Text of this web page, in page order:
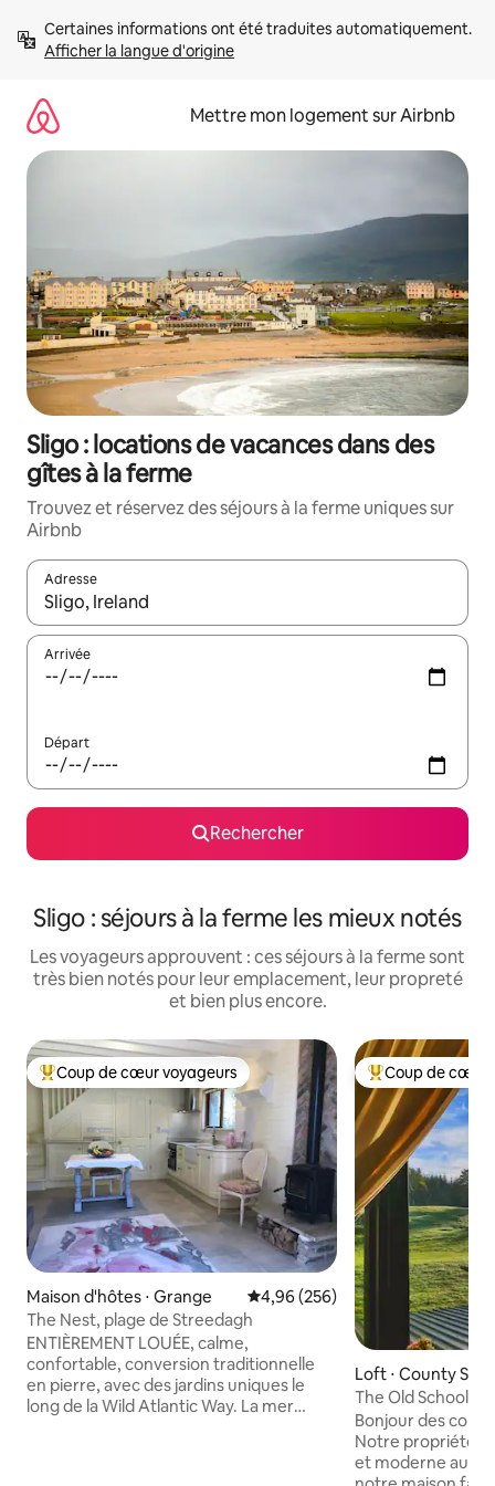
directement
Afficher la langue d'origine
Mettre mon logement sur Airbnb
Sligo : locations de vacances dans des
gîtes à la ferme
Trouvez et réservez des séjours à la ferme uniques sur
Airbnb
Adresse
Lorsque les résultats s'affichent, utilisez les flèches vers le
Arrivée
Départ
Rechercher
Sligo : séjours à la ferme les mieux notés
Les voyageurs approuvent : ces séjours à la ferme sont
très bien notés pour leur emplacement, leur propreté
et bien plus encore.
Coups de cœur voyageurs les plus appréciés
Coup de cœur voyageurs
Maison d'hôtes ⋅ Grange Évaluation moyenne sur la
4,96 (256)
The Nest, plage de Streedagh
ENTIÈREMENT LOUÉE, calme,
confortable, conversion traditionnelle
en pierre, avec des jardins uniques le
long de la Wild Atlantic Way. La mer
Coups de cœur
Coup de cœur
Loft ⋅ County Sligo
The Old
Kirriemuir
Bonjour des
Notre propriété
et moderne au